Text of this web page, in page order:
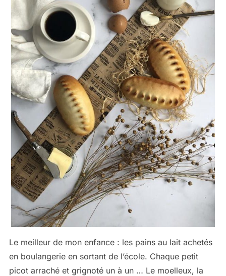
Le meilleur de mon enfance : les pains au lait achetés
en boulangerie en sortant de l’école. Chaque petit
picot arraché et grignoté un à un … Le moelleux, la